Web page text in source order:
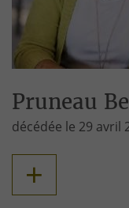
Pruneau
décédée le 29 avril
+